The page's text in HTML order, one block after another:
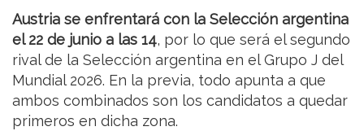
Austria se enfrentará con la Selección argentina
el 22 de junio a las 14, por lo que será el segundo
rival de la Selección argentina en el Grupo J del
Mundial 2026. En la previa, todo apunta a que
ambos combinados son los candidatos a quedar
primeros en dicha zona.